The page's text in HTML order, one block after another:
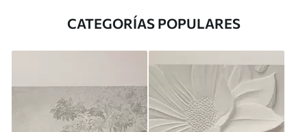
CATEGORÍAS POPULARES